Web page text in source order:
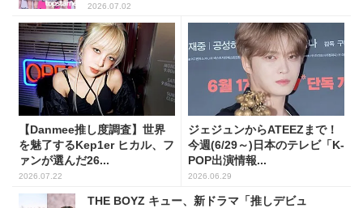
2026.07.02
【Danmee推し度調査】世界
を魅了するKep1er ヒカル、フ
ァンが選んだ26...
2026.07.22
ジェジュンからATEEZまで！
今週(6/29～)日本のテレビ「K-
POP出演情報...
2026.06.29
THE BOYZ キュー、新ドラマ「推しデビュ